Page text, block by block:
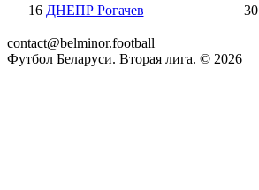
16 ДНЕПР Рогачев 30
contact@belminor.football
Футбол Беларуси. Вторая лига. © 2026